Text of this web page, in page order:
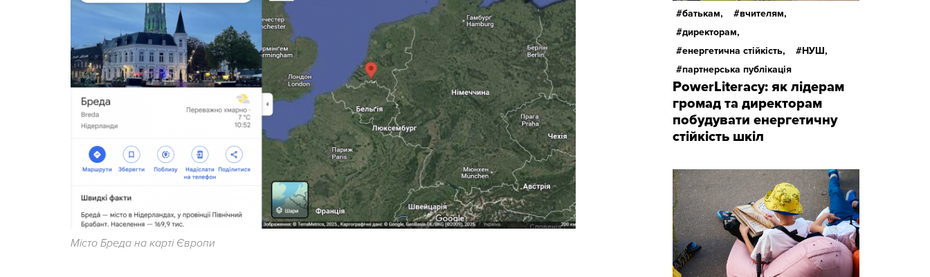
Місто Бреда на карті Європи
батькам,
вчителям,
директорам,
енергетична стійкість,
НУШ,
партнерська публікація
PowerLiteracy: як лідерам
громад та директорам
побудувати енергетичну
стійкість шкіл